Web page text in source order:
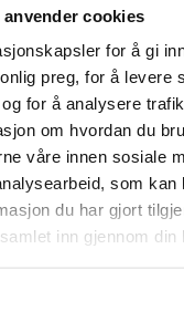
cookies
for å gi
preg, for å levere
for å analysere
om hvordan du
våre innen sosiale
som kan
du har gjort
inn gjennom din
vårt
om
og
nyhetsbrev